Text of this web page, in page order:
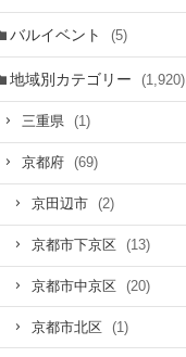
バルイベント (5)
地域別カテゴリー (1,920)
三重県 (1)
京都府 (69)
京田辺市 (2)
京都市下京区 (13)
京都市中京区 (20)
京都市北区 (1)